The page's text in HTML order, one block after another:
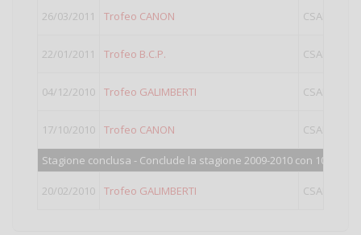
26/03/2011 Trofeo CANON CSAIN
22/01/2011 Trofeo B.C.P. CSAIN
04/12/2010 Trofeo GALIMBERTI CSAIN
17/10/2010 Trofeo CANON CSAIN
Stagione conclusa - Conclude la stagione 2009-2010 con 104 punti.
20/02/2010 Trofeo GALIMBERTI CSAIN